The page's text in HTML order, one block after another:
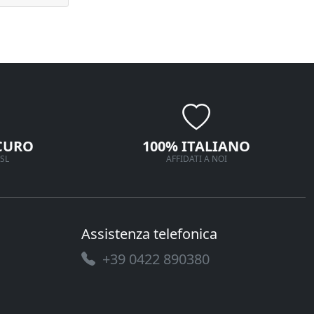
100% ITALIANO
AFFIDATI A NOI
Assistenza telefonica
+39 0422 890380